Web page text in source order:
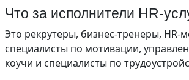
Что за исполнители HR-
Это рекрутеры, бизнес-тренеры, HR-
специалисты по мотивации,
коучи и специалисты по